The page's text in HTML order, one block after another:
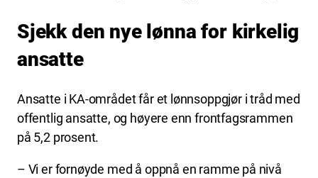
Sjekk den nye lønna for kirkelig
ansatte
Ansatte i KA-området får et lønnsoppgjør i tråd med
offentlig ansatte, og høyere enn frontfagsrammen
på 5,2 prosent.
– Vi er fornøyde med å oppnå en ramme på nivå